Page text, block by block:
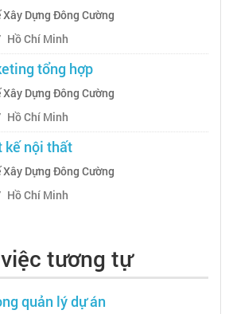
Xây Dựng Đông Cường
Hồ Chí Minh
tổng hợp
Xây Dựng Đông Cường
Hồ Chí Minh
kế nội thất
Xây Dựng Đông Cường
Hồ Chí Minh
tương tự
quản lý dự án